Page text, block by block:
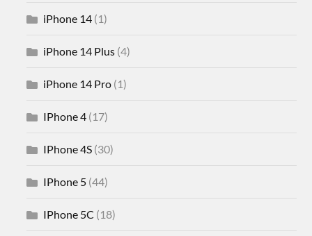
iPhone 14 (1)
iPhone 14 Plus (4)
iPhone 14 Pro (1)
IPhone 4 (17)
IPhone 4S (30)
IPhone 5 (44)
IPhone 5C (18)